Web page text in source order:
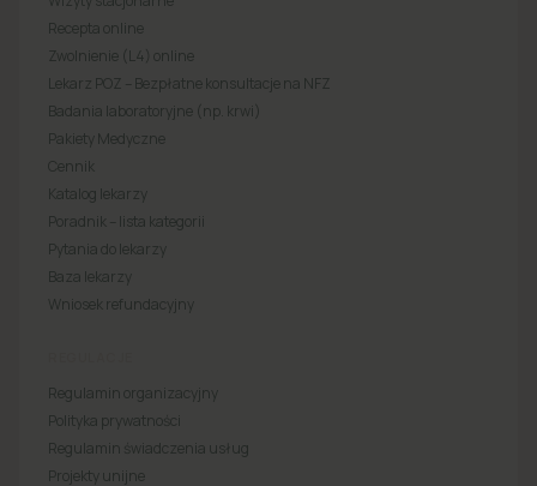
Recepta online
Zwolnienie (L4) online
Lekarz POZ – Bezpłatne konsultacje na NFZ
Badania laboratoryjne (np. krwi)
Pakiety Medyczne
Cennik
Katalog lekarzy
Poradnik – lista kategorii
Pytania do lekarzy
Baza lekarzy
Wniosek refundacyjny
Regulamin organizacyjny
Polityka prywatności
Regulamin świadczenia usług
Projekty unijne